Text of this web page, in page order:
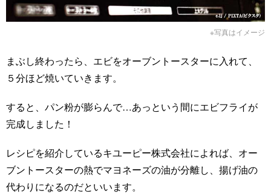
※写真はイメージ
まぶし終わったら、エビをオーブントースターに入れて、
５分ほど焼いていきます。
すると、パン粉が膨らんで…あっという間にエビフライが
完成しました！
レシピを紹介しているキユーピー株式会社によれば、オー
ブントースターの熱でマヨネーズの油が分離し、揚げ油の
代わりになるのだといいます。